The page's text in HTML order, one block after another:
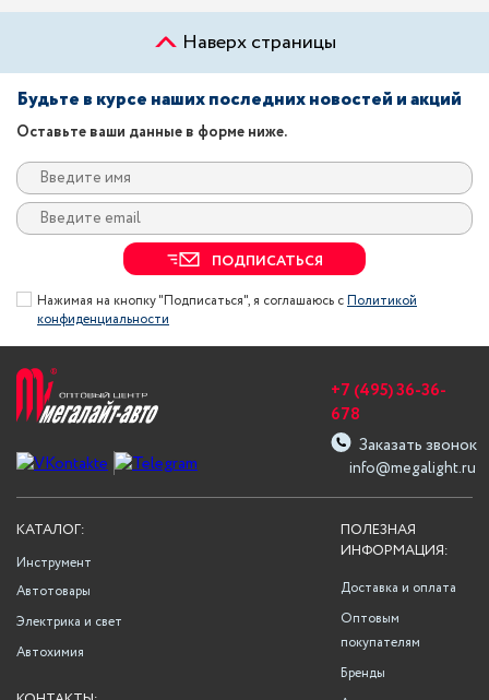
Наверх страницы
Будьте в курсе наших последних новостей и акций
Оставьте ваши данные в форме ниже.
ПОДПИСАТЬСЯ
Нажимая на кнопку "Подписаться", я соглашаюсь сПолитикой
конфиденциальности
info@megalight.ru
+7 (495) 36-36-
678
Заказать звонок
ПОЛЕЗНАЯ
ИНФОРМАЦИЯ:
Доставка и оплата
Оптовым
покупателям
Бренды
КАТАЛОГ:
Инструмент
Автотовары
Электрика и свет
Автохимия